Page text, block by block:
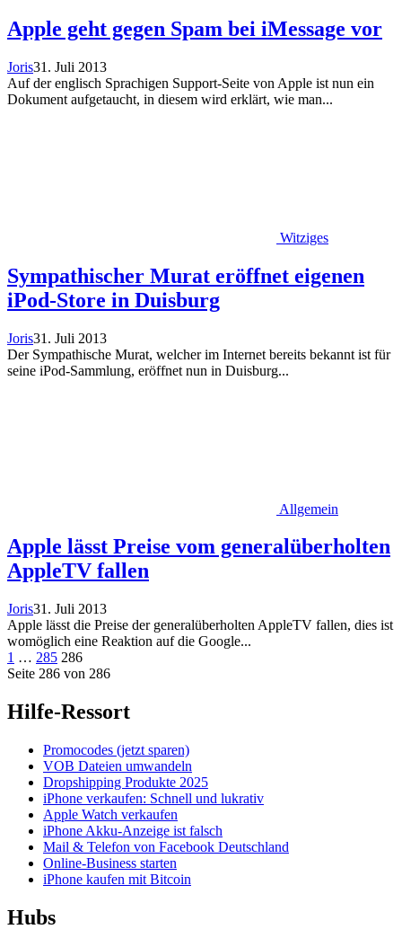
Apple geht gegen Spam bei iMessage vor
Joris31. Juli 2013
Auf der englisch Sprachigen Support-Seite von Apple ist nun ein
Dokument aufgetaucht, in diesem wird erklärt, wie man...
Witziges
Sympathischer Murat eröffnet eigenen
iPod-Store in Duisburg
Joris31. Juli 2013
Der Sympathische Murat, welcher im Internet bereits bekannt ist für
seine iPod-Sammlung, eröffnet nun in Duisburg...
Allgemein
Apple lässt Preise vom generalüberholten
AppleTV fallen
Joris31. Juli 2013
Apple lässt die Preise der generalüberholten AppleTV fallen, dies ist
womöglich eine Reaktion auf die Google...
Seitennummerierung
der
Beiträge
Seite
1 … Seite
285 Seite
286
Seite 286 von 286
Hilfe-Ressort
Promocodes (jetzt sparen)
VOB Dateien umwandeln
Dropshipping Produkte 2025
iPhone verkaufen: Schnell und lukrativ
Apple Watch verkaufen
iPhone Akku-Anzeige ist falsch
Mail & Telefon von Facebook Deutschland
Online-Business starten
iPhone kaufen mit Bitcoin
Hubs